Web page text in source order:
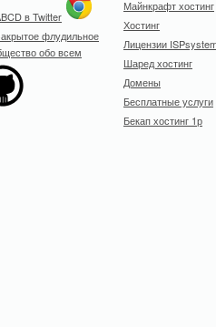
Майнкрафт хостинг
Хостинг
Лицензии
Шаред хостинг
Домены
Бесплатные услуги
Бекап хостинг 1р